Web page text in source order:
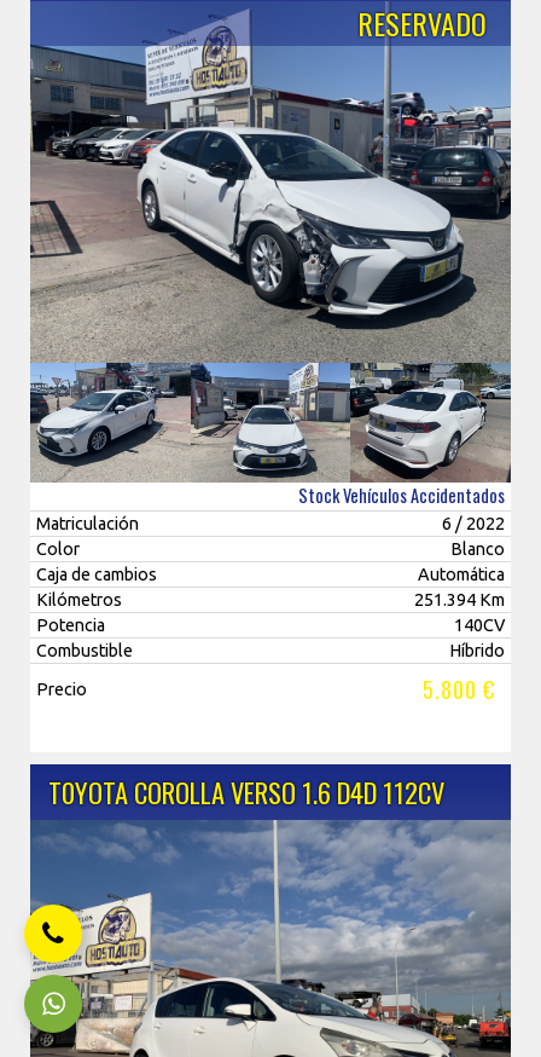
RESERVADO
Stock Vehículos Accidentados
Matriculación
6 / 2022
Color
Blanco
Caja de cambios
Automática
Kilómetros
251.394 Km
Potencia
140CV
Combustible
Híbrido
Precio
5.800 €
T0YOTA COROLLA VERSO 1.6 D4D 112CV